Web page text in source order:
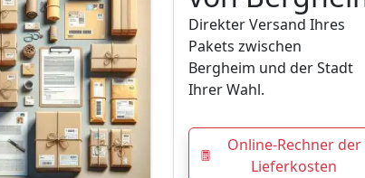
Direkter Versand Ihres
Pakets zwischen
Bergheim und der Stadt
Ihrer Wahl.
Online-Rechner der
Lieferkosten